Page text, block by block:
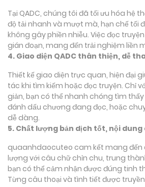
Tại QADC, chúng tôi đã tối ưu hóa hệ
độ tải nhanh và mượt mà, hạn chế tối
không gây phiền nhiễu. Việc đọc
gián đoạn, mang đến trải nghiệm liền
4. Giao diện QADC thân thiện, dễ
Thiết kế giao diện trực quan, hiện đại
tác khi tìm kiếm hoặc đọc truyện. Chỉ
giản, bạn có thể nhanh chóng tìm
đánh dấu chương đang đọc, hoặc
dễ dàng.
5. Chất lượng bản dịch tốt, nội
quaanhdaocuteo cam kết mang đến
lượng với câu chữ chỉn chu, trung
bạn có thể cảm nhận được đúng tinh
Từng câu thoại và tình tiết được